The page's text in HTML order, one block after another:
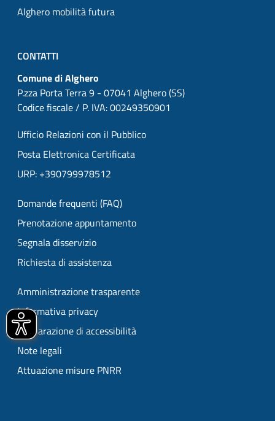
Alghero mobilità futura
CONTATTI
Comune di Alghero
P.zza Porta Terra 9 - 07041 Alghero (SS)
Codice fiscale / P. IVA: 00249350901
Ufficio Relazioni con il Pubblico
Posta Elettronica Certificata
URP: +390799978512
Domande frequenti (FAQ)
Prenotazione appuntamento
Segnala disservizio
Richiesta di assistenza
Amministrazione trasparente
Informativa privacy
Dichiarazione di accessibilità
Note legali
Attuazione misure PNRR